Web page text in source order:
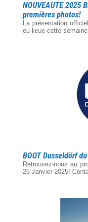
NOUVEAUTE 2025
premières photos!
La présentation
eu lieue cette
BOOT Dusseldörf
Retrouvez-nous au
26 Janvier 2025!